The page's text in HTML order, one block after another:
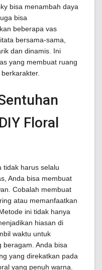
bisa menambah daya
bisa
beberapa vas
bersama-sama,
dan dinamis. Ini
yang membuat ruang
Floral
tidak harus selalu
Anda bisa membuat
Cobalah membuat
atau memanfaatkan
ini tidak hanya
hiasan di
waktu untuk
beragam. Anda bisa
yang direkatkan pada
yang penuh warna.